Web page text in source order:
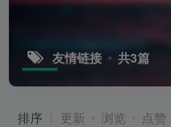
友情链接 共3篇
排序 更新 浏览 点赞